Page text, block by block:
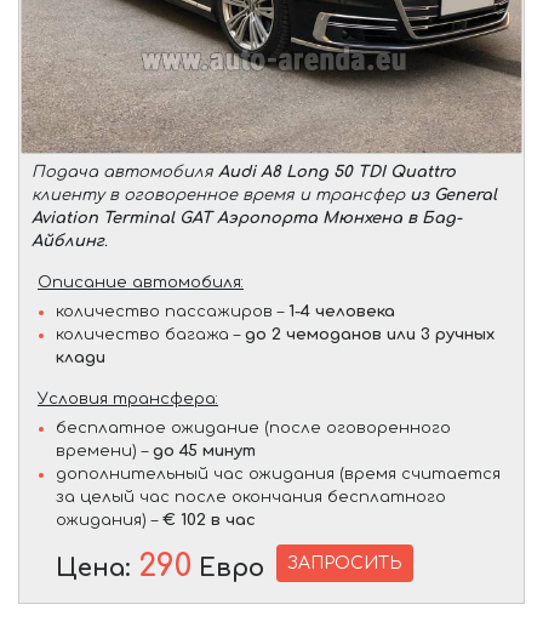
Подача автомобиля Audi A8 Long 50 TDI Quattro
клиенту в оговоренное время и трансфер из General
Aviation Terminal GAT Аэропорта Мюнхена в Бад-
Айблинг.
Описание автомобиля:
количество пассажиров – 1-4 человека
количество багажа – до 2 чемоданов или 3 ручных
клади
Условия трансфера:
бесплатное ожидание (после оговоренного
времени) – до 45 минут
дополнительный час ожидания (время считается
за целый час после окончания бесплатного
ожидания) – € 102 в час
Цена: 290 Евро ЗАПРОСИТЬ